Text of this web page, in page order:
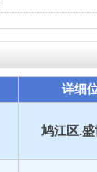
详细
鸠江区.